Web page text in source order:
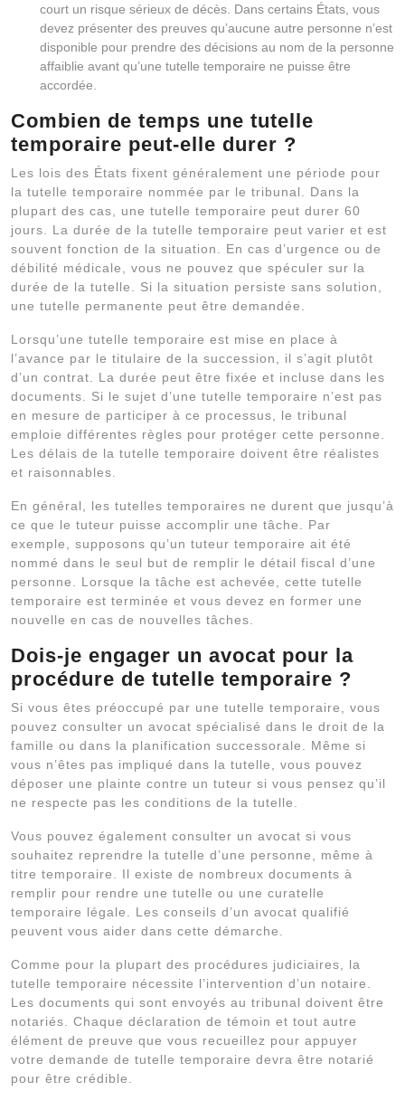
court un risque sérieux de décès. Dans certains États, vous
devez présenter des preuves qu’aucune autre personne n’est
disponible pour prendre des décisions au nom de la personne
affaiblie avant qu’une tutelle temporaire ne puisse être
accordée.
Combien de temps une tutelle
temporaire peut-elle durer ?
Les lois des États fixent généralement une période pour
la tutelle temporaire nommée par le tribunal. Dans la
plupart des cas, une tutelle temporaire peut durer 60
jours. La durée de la tutelle temporaire peut varier et est
souvent fonction de la situation. En cas d’urgence ou de
débilité médicale, vous ne pouvez que spéculer sur la
durée de la tutelle. Si la situation persiste sans solution,
une tutelle permanente peut être demandée.
Lorsqu’une tutelle temporaire est mise en place à
l’avance par le titulaire de la succession, il s’agit plutôt
d’un contrat. La durée peut être fixée et incluse dans les
documents. Si le sujet d’une tutelle temporaire n’est pas
en mesure de participer à ce processus, le tribunal
emploie différentes règles pour protéger cette personne.
Les délais de la tutelle temporaire doivent être réalistes
et raisonnables.
En général, les tutelles temporaires ne durent que jusqu’à
ce que le tuteur puisse accomplir une tâche. Par
exemple, supposons qu’un tuteur temporaire ait été
nommé dans le seul but de remplir le détail fiscal d’une
personne. Lorsque la tâche est achevée, cette tutelle
temporaire est terminée et vous devez en former une
nouvelle en cas de nouvelles tâches.
Dois-je engager un avocat pour la
procédure de tutelle temporaire ?
Si vous êtes préoccupé par une tutelle temporaire, vous
pouvez consulter un avocat spécialisé dans le droit de la
famille ou dans la planification successorale. Même si
vous n’êtes pas impliqué dans la tutelle, vous pouvez
déposer une plainte contre un tuteur si vous pensez qu’il
ne respecte pas les conditions de la tutelle.
Vous pouvez également consulter un avocat si vous
souhaitez reprendre la tutelle d’une personne, même à
titre temporaire. Il existe de nombreux documents à
remplir pour rendre une tutelle ou une curatelle
temporaire légale. Les conseils d’un avocat qualifié
peuvent vous aider dans cette démarche.
Comme pour la plupart des procédures judiciaires, la
tutelle temporaire nécessite l’intervention d’un notaire.
Les documents qui sont envoyés au tribunal doivent être
notariés. Chaque déclaration de témoin et tout autre
élément de preuve que vous recueillez pour appuyer
votre demande de tutelle temporaire devra être notarié
pour être crédible.